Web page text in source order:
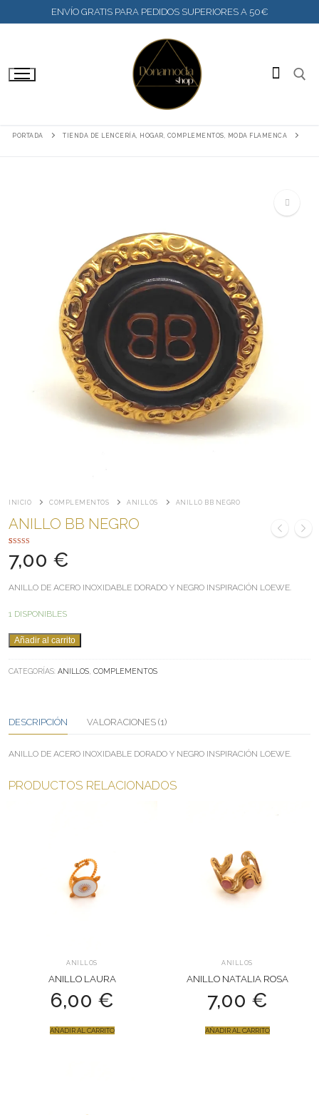
ENVÍO GRATIS PARA PEDIDOS SUPERIORES A 50€
PORTADA TIENDA DE LENCERÍA, HOGAR, COMPLEMENTOS, MODA FLAMENCA
INICIO COMPLEMENTOS ANILLOS ANILLO BB NEGRO
ANILLO BB NEGRO
CON5.00
DE 5 EN
DE UN
7,00 €
ANILLO DE ACERO INOXIDABLE DORADO Y NEGRO INSPIRACIÓN LOEWE.
1 DISPONIBLES
ANILLO
NEGRO
Añadir al carrito
CATEGORÍAS: ANILLOS, COMPLEMENTOS
DESCRIPCIÓN VALORACIONES (1)
ANILLO DE ACERO INOXIDABLE DORADO Y NEGRO INSPIRACIÓN LOEWE.
PRODUCTOS RELACIONADOS
ANILLOS
ANILLO LAURA
6,00 €
AÑADIR AL CARRITO
ANILLOS
ANILLO NATALIA ROSA
7,00 €
AÑADIR AL CARRITO